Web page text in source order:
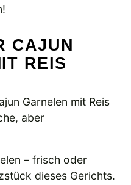
CAJUN
REIS
Garnelen mit Reis
aber
– frisch oder
dieses Gerichts.